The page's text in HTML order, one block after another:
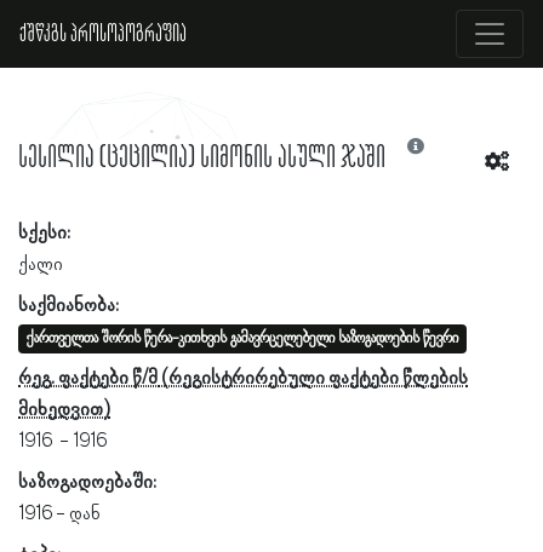
ქშწკგს პროსოპოგრაფია
სესილია (ცეცილია) სიმონის ასული ჯაში
სქესი:
ქალი
საქმიანობა:
ქართველთა შორის წერა-კითხვის გამავრცელებელი საზოგადოების წევრი
რეგ. ფაქტები წ/მ
1916
1916
საზოგადოებაში:
1916